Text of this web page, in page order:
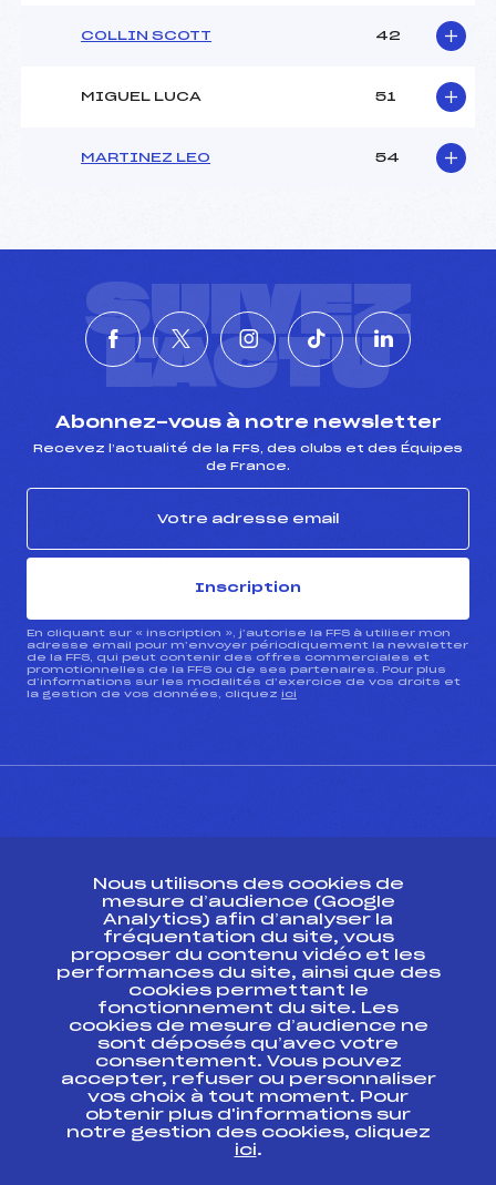
COLLIN SCOTT 42
MIGUEL LUCA 51
MARTINEZ LEO 54
SUIVEZ
L'ACTU
Abonnez-vous à notre newsletter
Recevez l’actualité de la FFS, des clubs et des Équipes
de France.
Inscription
En cliquant sur « inscription », j’autorise la FFS à utiliser mon
adresse email pour m’envoyer périodiquement la newsletter
de la FFS, qui peut contenir des offres commerciales et
promotionnelles de la FFS ou de ses partenaires. Pour plus
d’informations sur les modalités d’exercice de vos droits et
la gestion de vos données, cliquez ici
Ressources
Pass’Neige
Projet sportif fédéral
Projet de performance fédéral
Antidopage
Pôle Développement, Formation, Suivi
Scientifique
Listes ministérielles
Pôle vie de l’athlète
Enseignement professionnel
Nous utilisons des cookies de
mesure d’audience (Google
Analytics) afin d’analyser la
fréquentation du site, vous
proposer du contenu vidéo et les
performances du site, ainsi que des
cookies permettant le
fonctionnement du site. Les
cookies de mesure d’audience ne
sont déposés qu’avec votre
consentement. Vous pouvez
accepter, refuser ou personnaliser
vos choix à tout moment. Pour
obtenir plus d'informations sur
notre gestion des cookies, cliquez
ici.